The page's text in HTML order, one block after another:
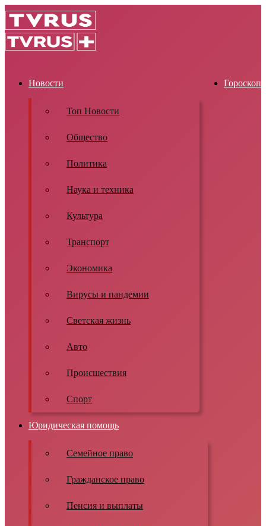
Новости
Топ Новости
Общество
Политика
Наука и техника
Культура
Транспорт
Экономика
Вирусы и пандемии
Светская жизнь
Авто
Происшествия
Спорт
Гороскоп
Юридическая помощь
Семейное право
Гражданское право
Пенсия и выплаты